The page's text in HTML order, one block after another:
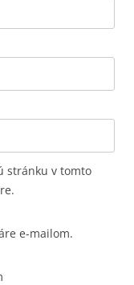
stránku v tomto
e-mailom.